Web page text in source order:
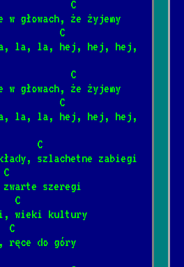
Gitary]
żabka mała
Back Again
C
w głowach, że żyjemy
C
la, la, hej, hej, hej,
C
w głowach, że żyjemy
C
la, la, hej, hej, hej,
C
szlachetne zabiegi
zwarte szeregi
C
wieki kultury
ręce do góry